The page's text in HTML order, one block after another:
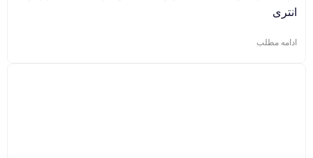
انتری
ادامه مطلب